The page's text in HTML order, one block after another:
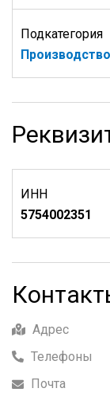
Подкатегория
ИНН
5754002351
Адрес
Телефоны
Почта